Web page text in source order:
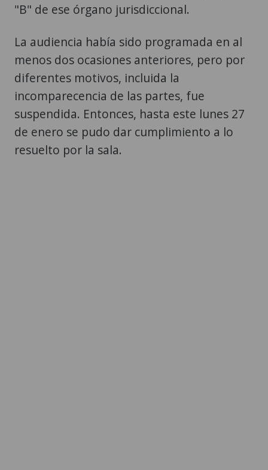
"B" de ese órgano jurisdiccional.
La audiencia había sido programada en al
menos dos ocasiones anteriores, pero por
diferentes motivos, incluida la
incomparecencia de las partes, fue
suspendida. Entonces, hasta este lunes 27
de enero se pudo dar cumplimiento a lo
resuelto por la sala.